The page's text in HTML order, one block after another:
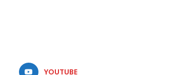
YOUTUBE